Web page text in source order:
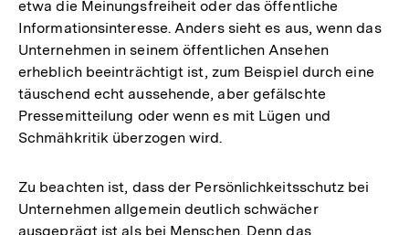
etwa die Meinungsfreiheit oder das öffentliche
Informationsinteresse. Anders sieht es aus, wenn das
Unternehmen in seinem öffentlichen Ansehen
erheblich beeinträchtigt ist, zum Beispiel durch eine
täuschend echt aussehende, aber gefälschte
Pressemitteilung oder wenn es mit Lügen und
Schmähkritik überzogen wird.
Zu beachten ist, dass der Persönlichkeitsschutz bei
Unternehmen allgemein deutlich schwächer
ausgeprägt ist als bei Menschen. Denn das